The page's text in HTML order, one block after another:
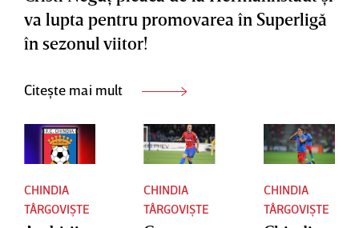
va lupta pentru promovarea în Superligă
în sezonul viitor!
Citește mai mult
CHINDIA
TÂRGOVIȘTE
CHINDIA
TÂRGOVIȘTE
CHINDIA
TÂRGOVIȘTE